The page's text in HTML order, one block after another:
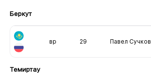
Беркут
вр 29 Павел Сучков
Темиртау